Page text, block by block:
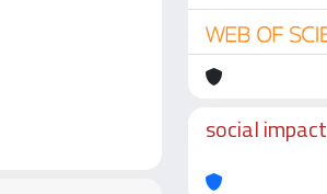
social impact